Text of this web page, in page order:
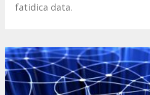
fatidica data.